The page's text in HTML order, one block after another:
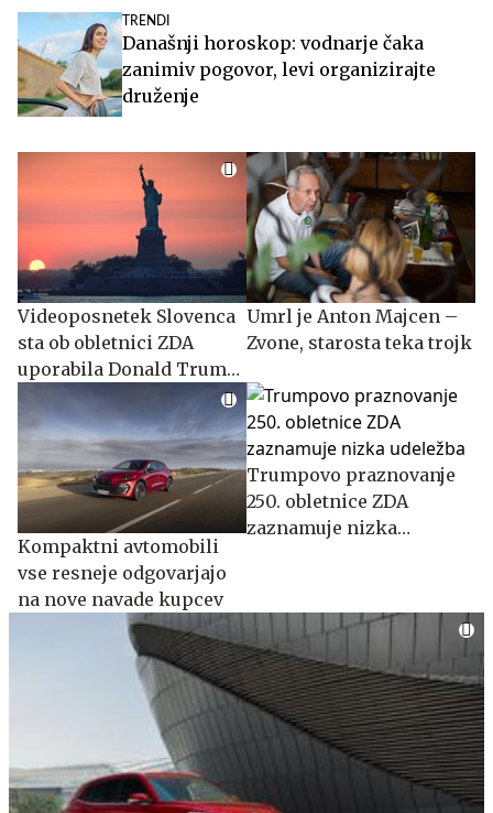
TRENDI
Današnji horoskop: vodnarje čaka
zanimiv pogovor, levi organizirajte
druženje
Videoposnetek Slovenca
sta ob obletnici ZDA
uporabila Donald Trump
in Bela hiša #video
Umrl je Anton Majcen –
Zvone, starosta teka trojk
Kompaktni avtomobili
vse resneje odgovarjajo
na nove navade kupcev
Trumpovo praznovanje
250. obletnice ZDA
zaznamuje nizka